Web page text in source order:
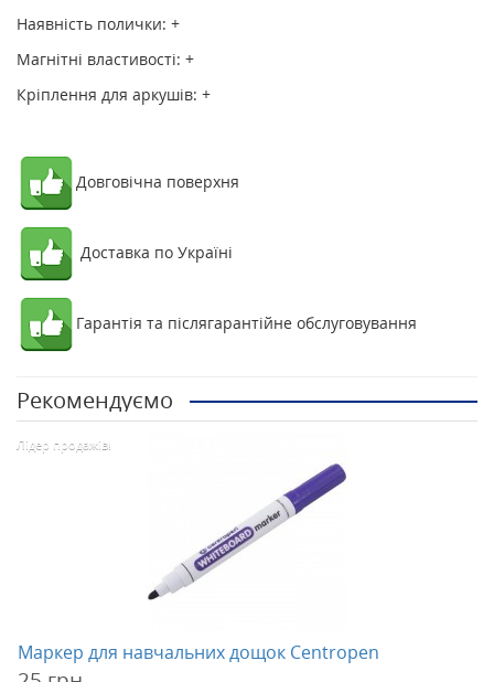
Наявність полички: +
Магнітні властивості: +
Кріплення для аркушів: +
Довговічна поверхня
Доставка по Україні
Гарантія та післягарантійне обслуговування
Рекомендуємо
Лідер продажів!
Маркер для навчальних дощок Centropen